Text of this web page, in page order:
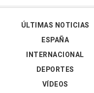
ÚLTIMAS NOTICIAS
ESPAÑA
INTERNACIONAL
DEPORTES
VÍDEOS